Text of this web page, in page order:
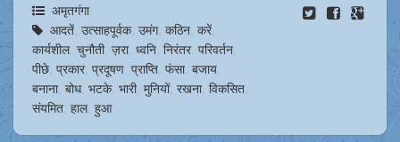
अमृतगंगा
आदतें, उत्साहपूर्वक, उमंग, कठिन, करें,
कार्यशील, चुनौती, ज़रा, ध्वनि, निरंतर, परिवर्तन,
पीछे, प्रकार, प्रदूषण, प्राप्ति, फंसा, बजाय,
बनाना, बोध, भटके, भारी, मुनियों, रखना, विकसित,
संयमित, हाल, हुआ